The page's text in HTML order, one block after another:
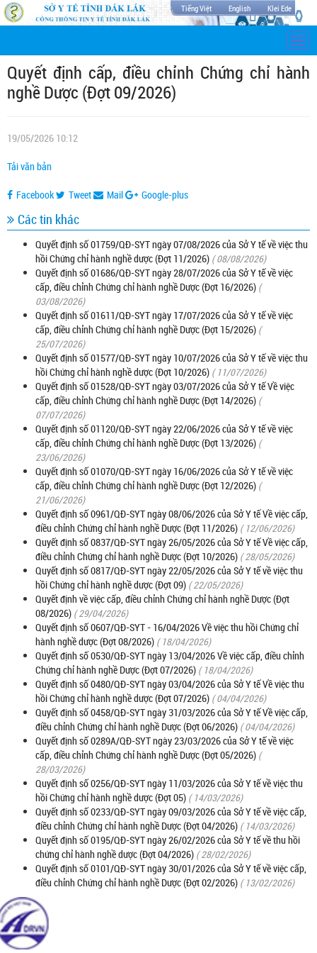
Tiếng Việt English Klei Ede
Quyết định cấp, điều chỉnh Chứng chỉ hành
nghề Dược (Đợt 09/2026)
19/05/2026 10:12
Tải văn bản
Facebook Tweet Mail Google-plus
Các tin khác
Quyết định số 01759/QĐ-SYT ngày 07/08/2026 của Sở Y tế về việc thu
hồi Chứng chỉ hành nghề dược (Đợt 11/2026) ( 08/08/2026)
Quyết định số 01686/QĐ-SYT ngày 28/07/2026 của Sở Y tế về việc
cấp, điều chỉnh Chứng chỉ hành nghề Dược (Đợt 16/2026) (
03/08/2026)
Quyết định số 01611/QĐ-SYT ngày 17/07/2026 của Sở Y tế về việc
cấp, điều chỉnh Chứng chỉ hành nghề Dược (Đợt 15/2026) (
25/07/2026)
Quyết định số 01577/QĐ-SYT ngày 10/07/2026 của Sở Y tế về việc thu
hồi Chứng chỉ hành nghề dược (Đợt 10/2026) ( 11/07/2026)
Quyết định số 01528/QĐ-SYT ngày 03/07/2026 của Sở Y tế Về việc
cấp, điều chỉnh Chứng chỉ hành nghề Dược (Đợt 14/2026) (
07/07/2026)
Quyết định số 01120/QĐ-SYT ngày 22/06/2026 của Sở Y tế về việc
cấp, điều chỉnh Chứng chỉ hành nghề Dược (Đợt 13/2026) (
23/06/2026)
Quyết định số 01070/QĐ-SYT ngày 16/06/2026 của Sở Y tế về việc
cấp, điều chỉnh Chứng chỉ hành nghề Dược (Đợt 12/2026) (
21/06/2026)
Quyết định số 0961/QĐ-SYT ngày 08/06/2026 của Sở Y tế Về việc cấp,
điều chỉnh Chứng chỉ hành nghề Dược (Đợt 11/2026) ( 12/06/2026)
Quyết định số 0837/QĐ-SYT ngày 26/05/2026 của Sở Y tế Về việc cấp,
điều chỉnh Chứng chỉ hành nghề Dược (Đợt 10/2026) ( 28/05/2026)
Quyết định số 0817/QĐ-SYT ngày 22/05/2026 của Sở Y tế về việc thu
hồi Chứng chỉ hành nghề dược (Đợt 09) ( 22/05/2026)
Quyết định về việc cấp, điều chỉnh Chứng chỉ hành nghề Dược (Đợt
08/2026) ( 29/04/2026)
Quyết định số 0607/QĐ-SYT - 16/04/2026 Về việc thu hồi Chứng chỉ
hành nghề dược (Đợt 08/2026) ( 18/04/2026)
Quyết định số 0530/QĐ-SYT ngày 13/04/2026 Về việc cấp, điều chỉnh
Chứng chỉ hành nghề Dược (Đợt 07/2026) ( 18/04/2026)
Quyết định số 0480/QĐ-SYT ngày 03/04/2026 của Sở Y tế Về việc thu
hồi Chứng chỉ hành nghề dược (Đợt 07/2026) ( 04/04/2026)
Quyết định số 0458/QĐ-SYT ngày 31/03/2026 của Sở Y tế Về việc cấp,
điều chỉnh Chứng chỉ hành nghề Dược (Đợt 06/2026) ( 04/04/2026)
Quyết định số 0289A/QĐ-SYT ngày 23/03/2026 của Sở Y tế về việc
cấp, điều chỉnh Chứng chỉ hành nghề Dược (Đợt 05/2026) (
28/03/2026)
Quyết định số 0256/QĐ-SYT ngày 11/03/2026 của Sở Y tế về việc thu
hồi Chứng chỉ hành nghề dược (Đợt 05) ( 14/03/2026)
Quyết định số 0233/QĐ-SYT ngày 09/03/2026 của Sở Y tế về việc cấp,
điều chỉnh Chứng chỉ hành nghề Dược (Đợt 04/2026) ( 14/03/2026)
Quyết định số 0195/QĐ-SYT ngày 26/02/2026 của Sở Y tế về thu hồi
chứng chỉ hành nghề dược (Đợt 04/2026) ( 28/02/2026)
Quyết định số 0101/QĐ-SYT ngày 30/01/2026 của Sở Y tế về việc cấp,
điều chỉnh Chứng chỉ hành nghề Dược (Đợt 02/2026) ( 13/02/2026)